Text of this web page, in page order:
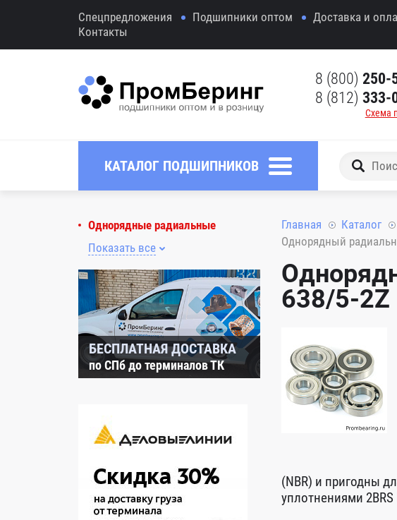
Спецпредложения Подшипники оптом Доставка и
Контакты
8 (800) 250-
8 (812) 333-
Схема
КАТАЛОГ ПОДШИПНИКОВ
Однорядные радиальные
Показать все
БЕСПЛАТНАЯ ДОСТАВКА
по СПб до терминалов ТК
Главная Каталог
Однорядный
638/5-2Z
(NBR) и пригодны
уплотнениями